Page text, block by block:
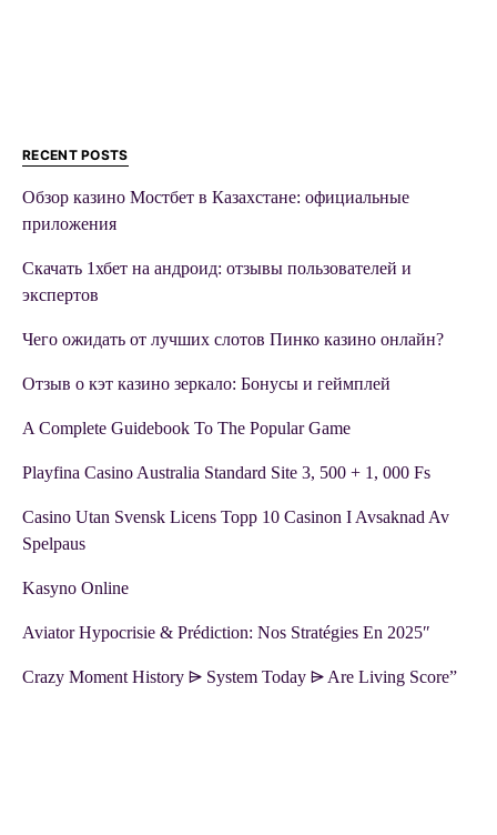
RECENT POSTS
Обзор казино Мостбет в Казахстане: официальные
приложения
Скачать 1хбет на андроид: отзывы пользователей и
экспертов
Чего ожидать от лучших слотов Пинко казино онлайн?
Отзыв о кэт казино зеркало: Бонусы и геймплей
A Complete Guidebook To The Popular Game
Playfina Casino Australia Standard Site 3, 500 + 1, 000 Fs
Casino Utan Svensk Licens Topp 10 Casinon I Avsaknad Av
Spelpaus
Kasyno Online
Aviator Hypocrisie & Prédiction: Nos Stratégies En 2025″
Crazy Moment History ⩥ System Today ⩥ Are Living Score”